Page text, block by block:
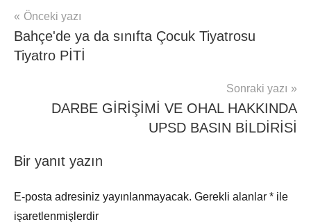
Yazı
gezinmesi
Önceki yazı
Bahçe'de ya da sınıfta Çocuk Tiyatrosu
Tiyatro PİTİ
Sonraki yazı
DARBE GİRİŞİMİ VE OHAL HAKKINDA
UPSD BASIN BİLDİRİSİ
Bir yanıt yazın
E-posta adresiniz yayınlanmayacak. Gerekli alanlar * ile
işaretlenmişlerdir